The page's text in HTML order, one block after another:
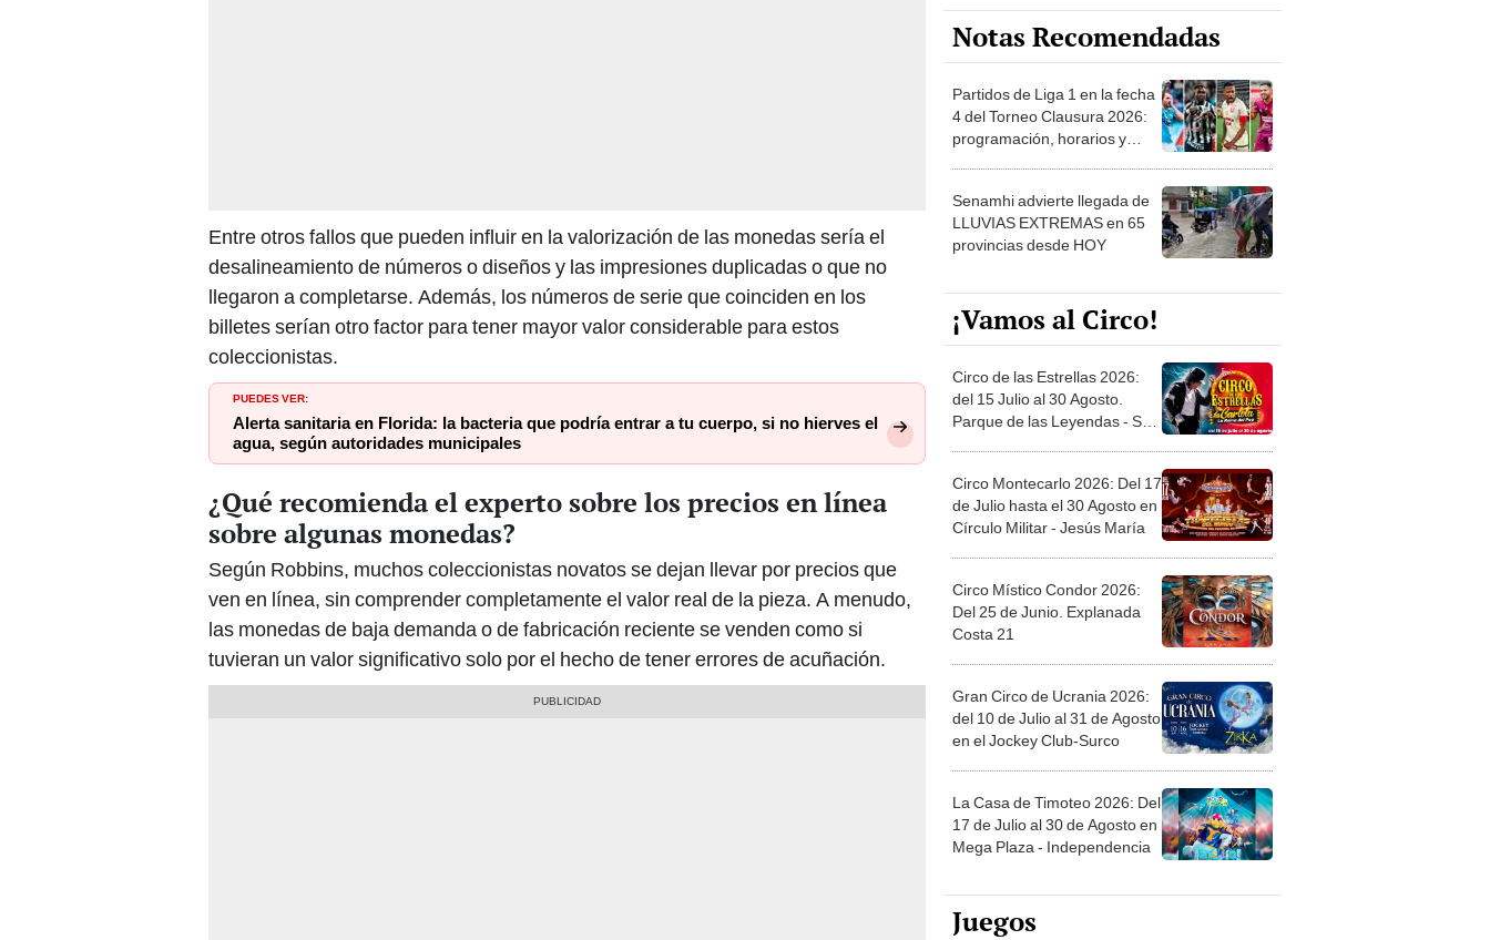
Entre otros fallos que pueden influir en la valorización de las monedas sería el
desalineamiento de números o diseños y las impresiones duplicadas o que no
llegaron a completarse. Además, los números de serie que coinciden en los
billetes serían otro factor para tener mayor valor considerable para estos
coleccionistas.
PUEDES VER:
Alerta sanitaria en Florida: la bacteria que podría entrar a tu cuerpo, si no hierves el
agua, según autoridades municipales
¿Qué recomienda el experto sobre los precios en línea
sobre algunas monedas?
Según Robbins, muchos coleccionistas novatos se dejan llevar por precios que
ven en línea, sin comprender completamente el valor real de la pieza. A menudo,
las monedas de baja demanda o de fabricación reciente se venden como si
tuvieran un valor significativo solo por el hecho de tener errores de acuñación.
Notas Recomendadas
Partidos de Liga 1 en la fecha
4 del Torneo Clausura 2026:
programación, horarios y
Senamhi advierte llegada de
LLUVIAS EXTREMAS en 65
provincias desde HOY
¡Vamos al Circo!
Circo de las Estrellas 2026:
del 15 Julio al 30 Agosto.
Parque de las Leyendas - San
Circo Montecarlo 2026: Del 17
de Julio hasta el 30 Agosto en
Círculo Militar - Jesús María
Circo Místico Condor 2026:
Del 25 de Junio. Explanada
Costa 21
Gran Circo de Ucrania 2026:
del 10 de Julio al 31 de Agosto
en el Jockey Club-Surco
La Casa de Timoteo 2026: Del
17 de Julio al 30 de Agosto en
Mega Plaza - Independencia
Juegos